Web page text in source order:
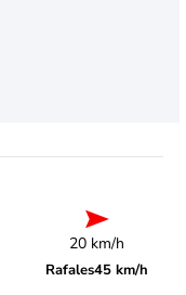
20 km/h
Rafales45 km/h